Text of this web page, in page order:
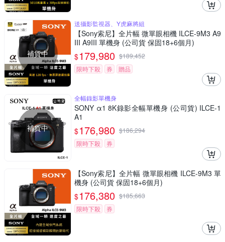
補貨中
送攝影監視器、Y虎麻將組
【Sony索尼】全片幅 微單眼相機 ILCE-9M3 A9
III A9III 單機身 (公司貨 保固18+6個月)
$179,980 $189,452
限時下殺
券 贈品
補貨中
全幅錄影單機身
SONY α1 8K錄影全幅單機身 (公司貨) ILCE-1
A1
$176,980 $186,294
限時下殺
券
【Sony索尼】全片幅 微單眼相機 ILCE-9M3 單
機身 (公司貨 保固18+6個月)
$176,380 $185,663
限時下殺
券